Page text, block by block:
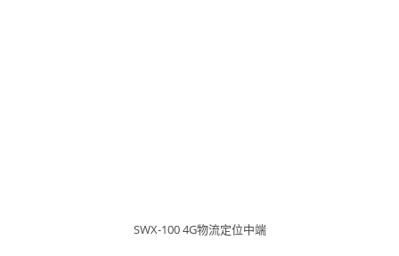
SWX-100 4G物流定位中端